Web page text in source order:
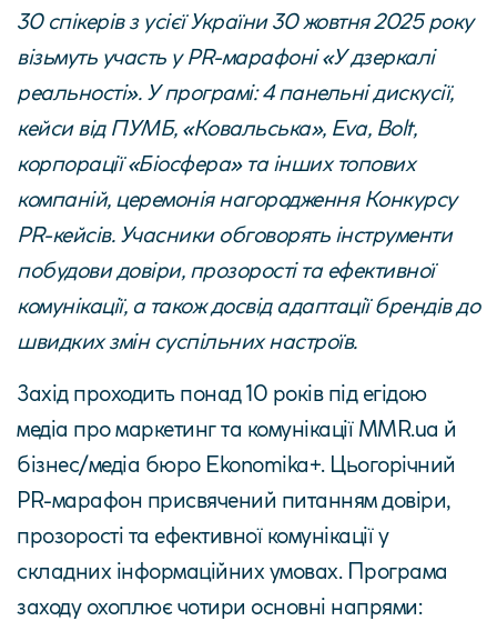
30 спікерів з усієї України 30 жовтня 2025 року
візьмуть участь уPR-марафоні «У дзеркалі
реальності». У програмі: 4 панельні дискусії,
кейси від ПУМБ, «Ковальська», Eva, Bolt,
корпорації «Біосфера» та інших топових
компаній, церемонія нагородження Конкурсу
PR-кейсів. Учасники обговорять інструменти
побудови довіри, прозорості та ефективної
комунікації, а також досвід адаптації брендів до
швидких змін суспільних настроїв.
Захід проходить понад 10 років під егідою
медіа про маркетинг та комунікації MMR.ua й
бізнес/медіа бюро Ekonomika+. Цьогорічний
PR-марафон присвячений питанням довіри,
прозорості та ефективної комунікації у
складних інформаційних умовах. Програма
заходу охоплює чотири основні напрями: